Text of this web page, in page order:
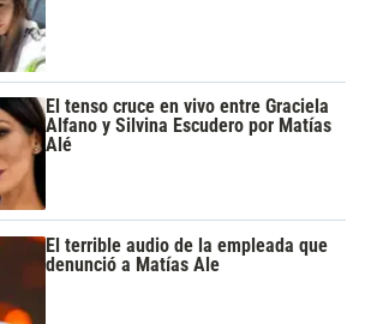
El tenso cruce en vivo entre Graciela
Alfano y Silvina Escudero por Matías
Alé
El terrible audio de la empleada que
denunció a Matías Ale